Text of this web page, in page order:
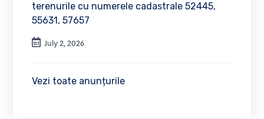
terenurile cu numerele cadastrale 52445,
55631, 57657
July 2, 2026
Vezi toate anunțurile